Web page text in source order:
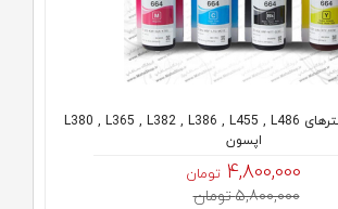
جوهر اصلی پرینترهای L380 , L365 , L382 , L386 , L455 , L486
اپسون
4,800,000 تومان
5,800,000 تومان